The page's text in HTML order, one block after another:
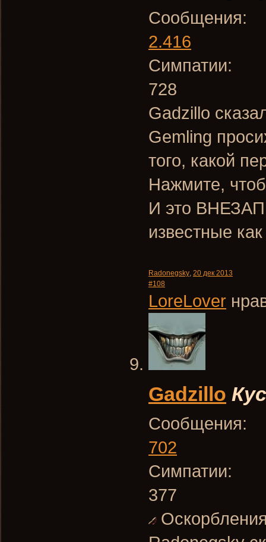
Сообщения:
2.416
Симпатии:
728
Gadzillo
Gemling
того, какой
Нажмите,
И это
известные
Radonegsky, 20 дек 2013
#108
LoreLover
Gadzillo
Сообщения:
702
Симпатии:
377